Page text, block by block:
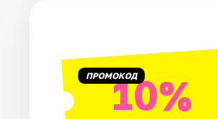
ПРОМОКОД10%